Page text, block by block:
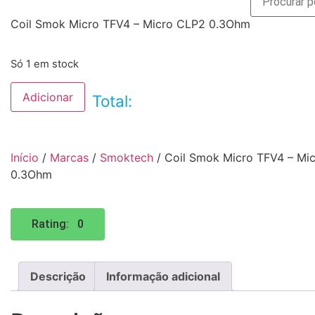
Coil Smok Micro TFV4 – Micro CLP2 0.3Ohm
Só 1 em stock
Adicionar Total:
Início / Marcas / Smoktech / Coil Smok Micro TFV4 –
0.3Ohm
Rating: 0
Descrição Informação adicional